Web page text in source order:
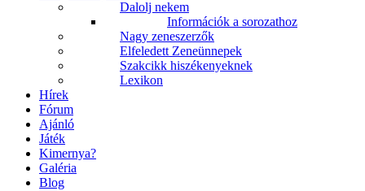
Dalolj nekem
Információk a sorozathoz
Nagy zeneszerzők
Elfeledett Zeneünnepek
Szakcikk hiszékenyeknek
Lexikon
Hírek
Fórum
Ajánló
Játék
Kimernya?
Galéria
Blog